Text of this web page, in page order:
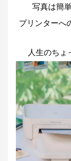
写真は簡
プリンターへ
人生のちょ